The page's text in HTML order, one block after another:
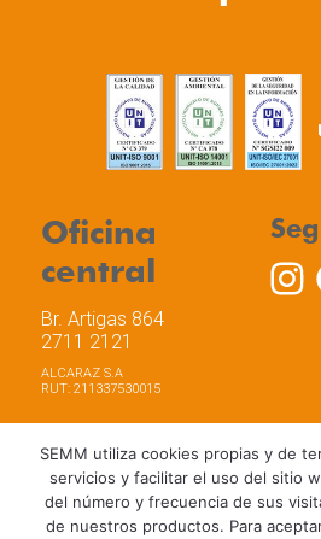
Oficina
central
Br. Artigas 864
2711 2121
ALCARAZ S.A
RUT: 211337530015
Trabaja con nosotros
Términos y Condiciones de Uso
SEMM utiliza cookies propias y de
servicios y facilitar el uso del sitio
del número y frecuencia de sus
de nuestros productos. Para